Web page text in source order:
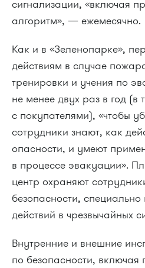
сигнализации, «включая
алгоритм», — ежемесячно.
Как и в «Зеленопарке»,
действиям в случае
тренировки и учения по
не менее двух раз в год (в
с покупателями), «чтобы
сотрудники знают, как
опасности, и умеют
в процессе эвакуации».
центр охраняют
безопасности,
действий в чрезвычайных
Внутренние и внешние
по безопасности,